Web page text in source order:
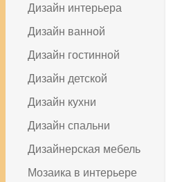
Дизайн интерьера
Дизайн ванной
Дизайн гостинной
Дизайн детской
Дизайн кухни
Дизайн спальни
Дизайнерская мебель
Мозаика в интерьере